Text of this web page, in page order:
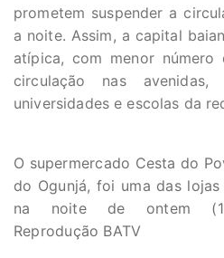
prometem suspender a
a noite. Assim, a capital
atípica, com menor
circulação nas avenidas,
universidades e escolas da
O supermercado Cesta do
do Ogunjá, foi uma das lojas
na noite de ontem
Reprodução BATV